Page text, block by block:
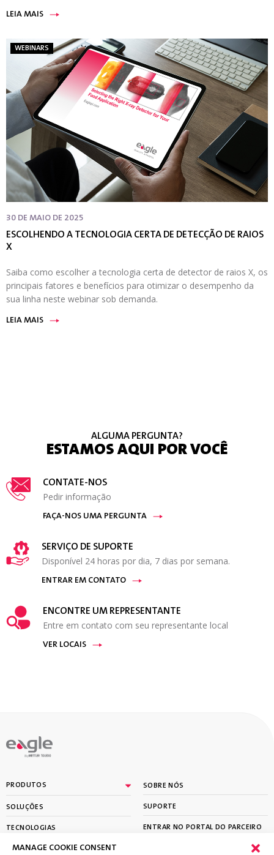
MANAGE COOKIE CONSENT
LEIA MAIS
WEBINARS
30 DE MAIO DE 2025
ESCOLHENDO A TECNOLOGIA CERTA DE DETECÇÃO DE RAIOS
X
Saiba como escolher a tecnologia certa de detector de raios X, os
principais fatores e benefícios para otimizar o desempenho da
sua linha neste webinar sob demanda.
LEIA MAIS
ALGUMA PERGUNTA?
ESTAMOS AQUI POR VOCÊ
CONTATE-NOS
Pedir informação
FAÇA-NOS UMA PERGUNTA
SERVIÇO DE SUPORTE
Disponível 24 horas por dia, 7 dias por semana.
ENTRAR EM CONTATO
ENCONTRE UM REPRESENTANTE
Entre em contato com seu representante local
VER LOCAIS
By
PRODUTOS
SOLUÇÕES
TECNOLOGIAS
APRENDER
SOBRE NÓS
SUPORTE
ENTRAR NO PORTAL DO PARCEIRO